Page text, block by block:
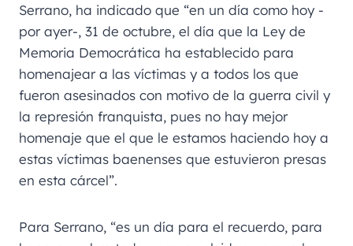
Serrano, ha indicado que “en un día como hoy -
por ayer-, 31 de octubre, el día que la Ley de
Memoria Democrática ha establecido para
homenajear a las víctimas y a todos los que
fueron asesinados con motivo de la guerra civil y
la represión franquista, pues no hay mejor
homenaje que el que le estamos haciendo hoy a
estas víctimas baenenses que estuvieron presas
en esta cárcel”.
Para Serrano, “es un día para el recuerdo, para